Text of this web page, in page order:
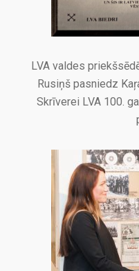
LVA valdes
Rusiņš pasniedz
Skrīverei LVA 100.